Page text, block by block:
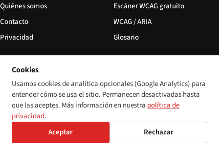
Quiénes somos
Contacto
Privacidad
Escáner WCAG gratuito
WCAG / ARIA
Glosario
AUDIENCIAS
Para desarrolladores
Para comercio electrónico
Para instituciones financieras
Para instituciones educativas
COMUNIDAD
Boletín
Socios
Eventos
Cookies
Usamos cookies de analítica opcionales (Google Analytics) para
entender cómo se usa el sitio. Permanecen desactivadas hasta
que las aceptes. Más información en nuestra política de
privacidad.
Aceptar
Rechazar